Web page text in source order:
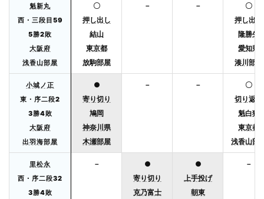
魁新丸
西・三段目59
5勝2敗
大阪府
浅香山部屋
〇
押し出し
結山
東京都
放駒部屋
－ －
〇
押し出し
隆勝生
愛知県
湊川部屋
小城ノ正
東・序二段2
3勝4敗
大阪府
出羽海部屋
●
寄り切り
鳩岡
神奈川県
木瀬部屋
－ －
〇
切り返し
魁白猩
東京都
浅香山部
里松永
西・序二段32
3勝4敗
－
●
寄り切り
克乃富士
●
上手投げ
朝東
－